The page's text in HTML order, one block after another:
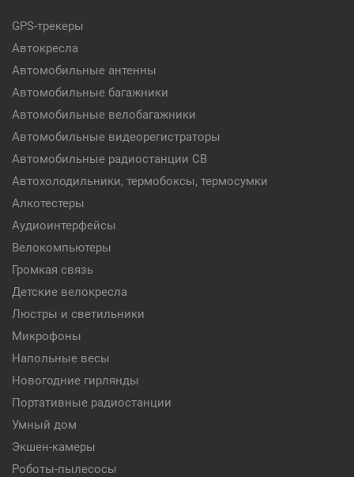
GPS-трекеры
Автокресла
Автомобильные антенны
Автомобильные багажники
Автомобильные велобагажники
Автомобильные видеорегистраторы
Автомобильные радиостанции CB
Автохолодильники, термобоксы, термосумки
Алкотестеры
Аудиоинтерфейсы
Велокомпьютеры
Громкая связь
Детские велокресла
Люстры и светильники
Микрофоны
Напольные весы
Новогодние гирлянды
Портативные радиостанции
Умный дом
Экшен-камеры
Роботы-пылесосы